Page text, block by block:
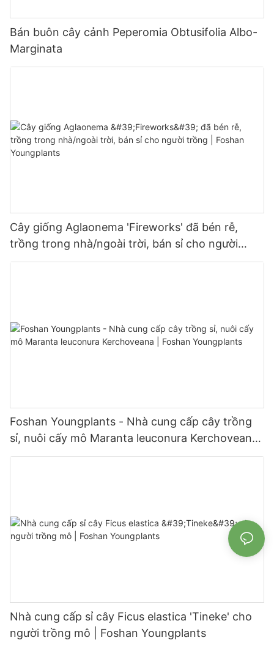
Bán buôn cây cảnh Peperomia Obtusifolia Albo-
Marginata
Cây giống Aglaonema 'Fireworks' đã bén rễ,
trồng trong nhà/ngoài trời, bán sỉ cho người
trồng | Foshan Youngplants
Foshan Youngplants - Nhà cung cấp cây trồng
sỉ, nuôi cấy mô Maranta leuconura Kerchoveana
| Foshan Youngplants
Nhà cung cấp sỉ cây Ficus elastica 'Tineke' cho
người trồng mô | Foshan Youngplants